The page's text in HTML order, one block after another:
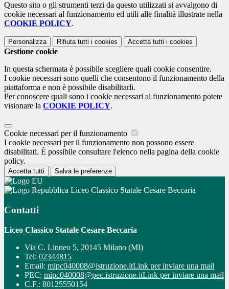
Questo sito o gli strumenti terzi da questo utilizzati si avvalgono di
cookie necessari al funzionamento ed utili alle finalità illustrate nella
COOKIE POLICY.
Personalizza Rifiuta tutti i cookies Accetta tutti i cookies
Gestione cookie
In questa schermata è possibile scegliere quali cookie consentire.
I cookie necessari sono quelli che consentono il funzionamento della
piattaforma e non è possibile disabilitarli.
Per conoscere quali sono i cookie necessari al funzionamento potete
visionare la COOKIE POLICY.
Cookie necessari per il funzionamento
I cookie necessari per il funzionamento non possono essere
disabilitati. È possibile consultare l'elenco nella pagina della cookie
policy.
Accetta tutti Salva le preferenze
Liceo Classico Statale Cesare Beccaria
Contatti
Liceo Classico Statale Cesare Beccaria
Via C. Linneo 5, 20145 Milano (MI)
Tel: 02344815
Email: mipc040008@istruzione.itLink per inviare una mail
PEC: mipc040008@pec.istruzione.itLink per inviare una mail
C.F.: 80125550154